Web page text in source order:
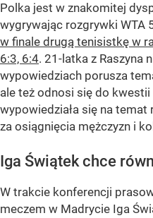
Polka jest w znakomitej
wygrywając rozgrywki WTA
w finale drugą tenisistkę w
6:3, 6:4. 21-latka z Raszyna
wypowiedziach porusza
ale też odnosi się do kwestii
wypowiedziała się na
za osiągnięcia mężczyzn i
Iga Świątek chce
W trakcie konferencji
meczem w Madrycie Iga